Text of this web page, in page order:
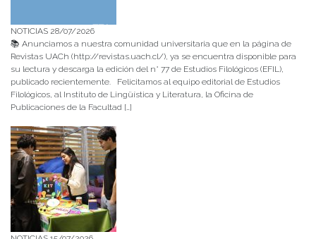
NOTICIAS 28/07/2026
📚 Anunciamos a nuestra comunidad universitaria que en la página de
Revistas UACh (http://revistas.uach.cl/), ya se encuentra disponible para
su lectura y descarga la edición del n° 77 de Estudios Filológicos (EFIL),
publicado recientemente. Felicitamos al equipo editorial de Estudios
Filológicos, al Instituto de Lingüística y Literatura, la Oficina de
Publicaciones de la Facultad […]